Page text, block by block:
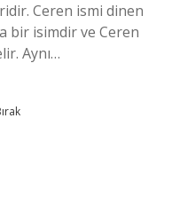
Ceren ismi dinen
bir isimdir ve Ceren
Aynı…